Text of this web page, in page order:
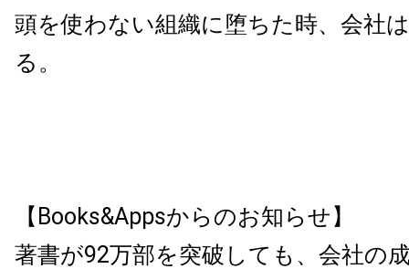
頭を使わない組織に堕ちた時、会社
る。
【Books&Appsからのお知らせ】
著書が92万部を突破しても、会社の